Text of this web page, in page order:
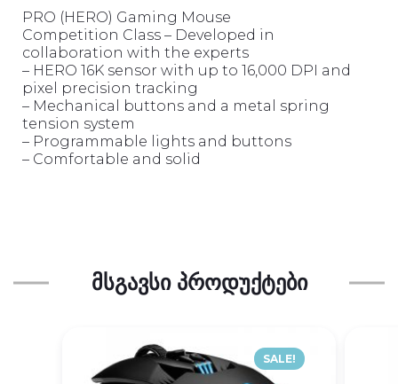
PRO (HERO) Gaming Mouse
Competition Class – Developed in
collaboration with the experts
– HERO 16K sensor with up to 16,000 DPI and
pixel precision tracking
– Mechanical buttons and a metal spring
tension system
– Programmable lights and buttons
– Comfortable and solid
ᲛᲡᲒᲐᲕᲡᲘ ᲞᲠᲝᲓᲣᲥᲢᲔᲑᲘ
SALE!